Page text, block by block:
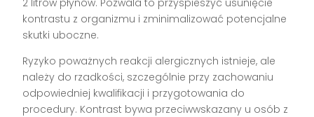
kontrastu z organizmu i zminimalizować potencjalne
skutki uboczne.
Ryzyko poważnych reakcji alergicznych istnieje, ale
należy do rzadkości, szczególnie przy zachowaniu
odpowiedniej kwalifikacji i przygotowania do
procedury. Kontrast bywa przeciwwskazany u osób z